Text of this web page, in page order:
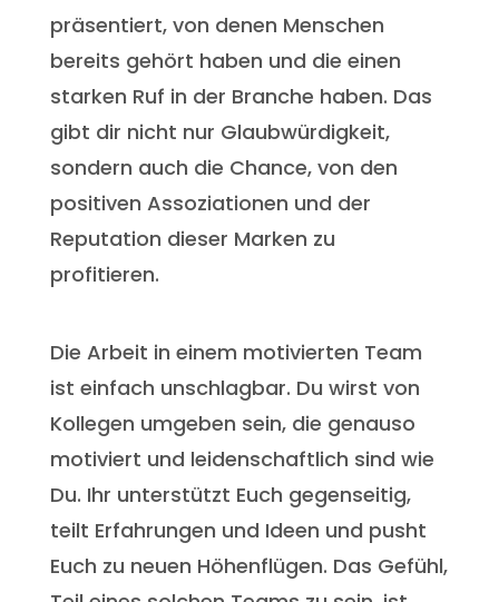
präsentiert, von denen Menschen
bereits gehört haben und die einen
starken Ruf in der Branche haben. Das
gibt dir nicht nur Glaubwürdigkeit,
sondern auch die Chance, von den
positiven Assoziationen und der
Reputation dieser Marken zu
profitieren.
Die Arbeit in einem motivierten Team
ist einfach unschlagbar. Du wirst von
Kollegen umgeben sein, die genauso
motiviert und leidenschaftlich sind wie
Du. Ihr unterstützt Euch gegenseitig,
teilt Erfahrungen und Ideen und pusht
Euch zu neuen Höhenflügen. Das Gefühl,